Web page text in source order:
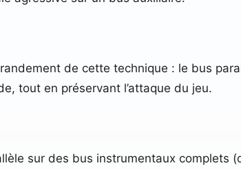
de cette technique : le bus
tout en préservant l’attaque du jeu.
sur des bus instrumentaux complets